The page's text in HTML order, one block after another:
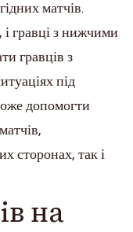
матчів.
гравці з нижчими
гравців з
під
допомогти
сторонах, так і
на